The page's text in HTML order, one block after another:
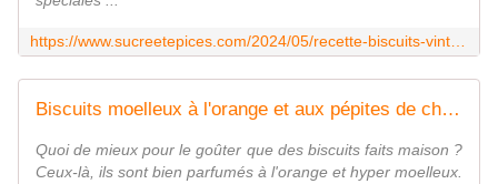
Biscuits moelleux à l'orange et aux pépites de chocolat - Recette en vidéo - www.sucreetepices.com
Quoi de mieux pour le goûter que des biscuits faits maison ?
Ceux-là, ils sont bien parfumés à l'orange et hyper moelleux.